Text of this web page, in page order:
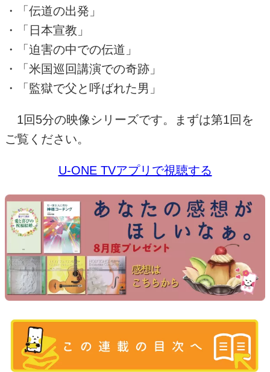
・「伝道の出発」
・「日本宣教」
・「迫害の中での伝道」
・「米国巡回講演での奇跡」
・「監獄で父と呼ばれた男」
1回5分の映像シリーズです。まずは第1回を
ご覧ください。
U-ONE TVアプリで視聴する